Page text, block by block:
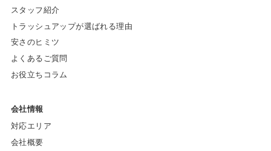
スタッフ紹介
トラッシュアップが選ばれる理由
安さのヒミツ
よくあるご質問
お役立ちコラム
会社情報
対応エリア
会社概要